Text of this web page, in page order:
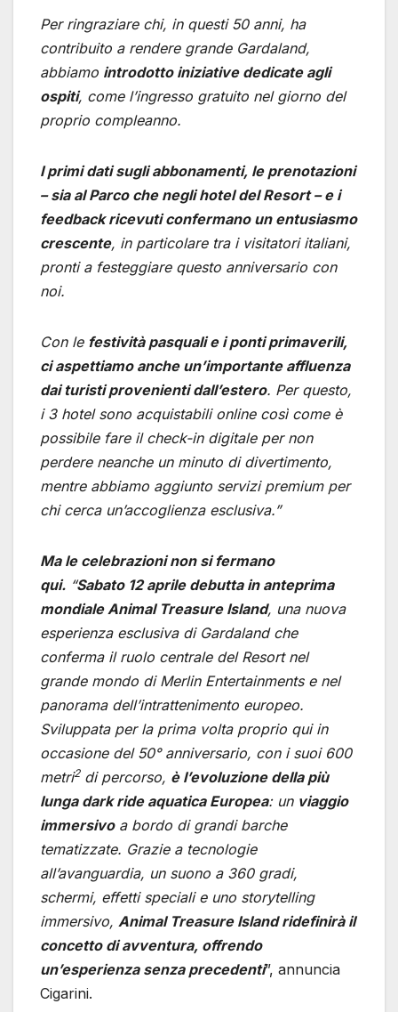
Per ringraziare chi, in questi 50 anni, ha
contribuito a rendere grande Gardaland,
abbiamo introdotto iniziative dedicate agli
ospiti, come l’ingresso gratuito nel giorno del
proprio compleanno.
I primi dati sugli abbonamenti, le prenotazioni
– sia al Parco che negli hotel del Resort – e i
feedback ricevuti confermano un entusiasmo
crescente, in particolare tra i visitatori italiani,
pronti a festeggiare questo anniversario con
noi.
Con le festività pasquali e i ponti primaverili,
ci aspettiamo anche un’importante affluenza
dai turisti provenienti dall’estero. Per questo,
i 3 hotel sono acquistabili online così come è
possibile fare il check-in digitale per non
perdere neanche un minuto di divertimento,
mentre abbiamo aggiunto servizi premium per
chi cerca un’accoglienza esclusiva.”
Ma le celebrazioni non si fermano
qui. “Sabato 12 aprile debutta in anteprima
mondiale Animal Treasure Island, una nuova
esperienza esclusiva di Gardaland che
conferma il ruolo centrale del Resort nel
grande mondo di Merlin Entertainments e nel
panorama dell’intrattenimento europeo.
Sviluppata per la prima volta proprio qui in
occasione del 50° anniversario, con i suoi 600
metri2di percorso, è l’evoluzione della più
lunga dark ride aquatica Europea: un viaggio
immersivoa bordo di grandi barche
tematizzate. Grazie a tecnologie
all’avanguardia, un suono a 360 gradi,
schermi, effetti speciali e uno storytelling
immersivo, Animal Treasure Island ridefinirà il
concetto di avventura, offrendo
un’esperienza senza precedenti”, annuncia
Cigarini.